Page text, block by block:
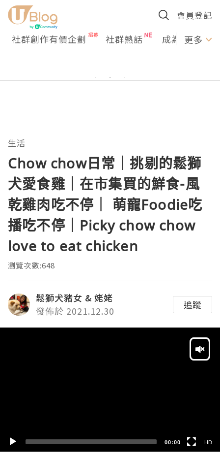
會員登記
社群創作有價企劃 社群熱話 成為U更多
生活
Chow chow日常｜挑剔的鬆獅
犬愛食雞｜在市集買的鮮食-風
乾雞肉吃不停｜ 萌寵Foodie吃
播吃不停｜Picky chow chow
love to eat chicken
瀏覽次數:648
鬆獅犬豬女 & 姥姥
發佈於 2021.12.30
追蹤
00:00 HD